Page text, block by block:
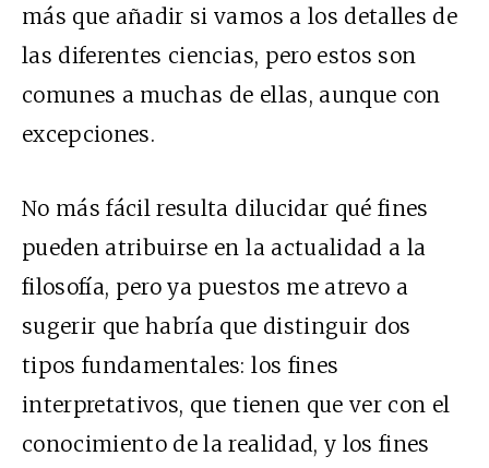
más que añadir si vamos a los detalles de
las diferentes ciencias, pero estos son
comunes a muchas de ellas, aunque con
excepciones.
No más fácil resulta dilucidar qué fines
pueden atribuirse en la actualidad a la
filosofía, pero ya puestos me atrevo a
sugerir que habría que distinguir dos
tipos fundamentales: los fines
interpretativos, que tienen que ver con el
conocimiento de la realidad, y los fines